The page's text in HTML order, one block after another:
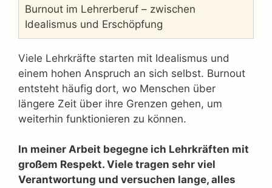
Burnout im Lehrerberuf – zwischen
Idealismus und Erschöpfung
Viele Lehrkräfte starten mit Idealismus und
einem hohen Anspruch an sich selbst. Burnout
entsteht häufig dort, wo Menschen über
längere Zeit über ihre Grenzen gehen, um
weiterhin funktionieren zu können.
In meiner Arbeit begegne ich Lehrkräften mit
großem Respekt. Viele tragen sehr viel
Verantwortung und versuchen lange, alles